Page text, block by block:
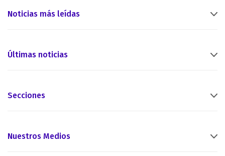
Noticias más leídas
Últimas noticias
Secciones
Nuestros Medios